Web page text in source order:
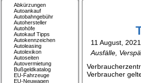
11 August, 2021
Ausfälle,
Verbraucher
Abkürzungen
Autoankauf
Autobahngebühr
Autohersteller
Autohöfe
Autokauf Tipps
Autokennzeichen
Autoleasing
Autolexikon
Autoseiten
Autovermietung
Bußgeldkatalog
EU-Fahrzeuge
EU-Neuwagen